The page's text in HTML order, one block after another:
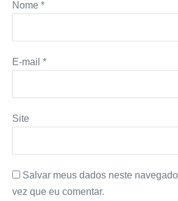
Nome *
E-mail *
Site
Salvar meus dados neste
vez que eu comentar.